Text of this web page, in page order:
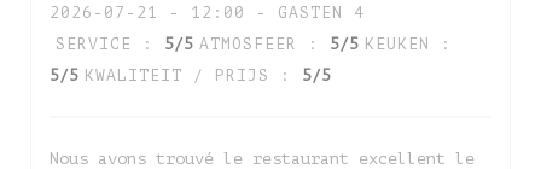
2026-07-21
- 12:00 - GASTEN 4
SERVICE
: 5/5 ATMOSFEER : 5/5 KEUKEN
:
5/5 KWALITEIT / PRIJS : 5/5
Nous avons trouvé le restaurant excellent le